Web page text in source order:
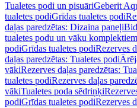
Tualetes podi un pisuāriGeberit
tualetes podiGrīdas tualetes podi
daļas paredzētas: Dizaina paneļi
tualetes podu un vāku komplektiem
podiGrīdas tualetes podiRezerves
daļas paredzētas: Tualetes podi
vākiRezerves daļas paredzētas:
tualetes podiRezerves daļas
vākiTualetes poda sēdriņķi
podiGrīdas tualetes podiRezerves